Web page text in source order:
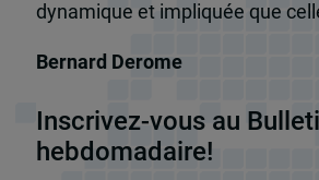
dynamique et impliquée que
Bernard Derome
Inscrivez-vous au
hebdomadaire!